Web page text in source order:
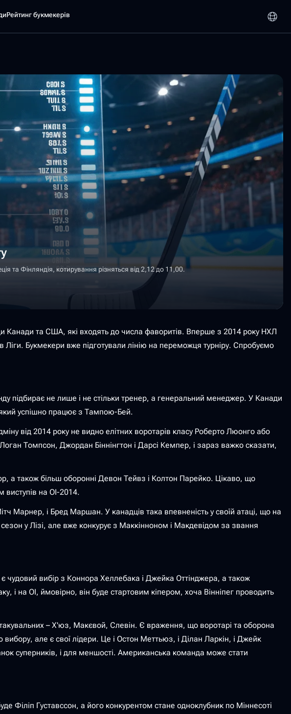
Pейтинг букмекерів
та Фінляндія, котирування різняться від 2,12 до 11,00.
Канади та США, які входять до числа фаворитів. Вперше з 2014 року НХЛ
Ліги. Букмекери вже підготували лінію на переможця турніру. Спробуємо
підбирає не лише і не стільки тренер, а генеральний менеджер. У Канади
успішно працює з Тампою-Бей.
від 2014 року не видно елітних воротарів класу Роберто Люонго або
Томпсон, Джордан Біннінгтон і Дарсі Кемпер, і зараз важко сказати,
а також більш оборонні Девон Тейвз і Колтон Парейко. Цікаво, що
виступів на ОІ-2014.
Марнер, і Бред Маршан. У канадців така впевненість у своїй атаці, що на
у Лізі, але вже конкурує з Маккінноном і Макдевідом за звання
чудовий вибір з Коннора Хеллебака і Джейка Оттінджера, а також
і на ОІ, ймовірно, він буде стартовим кіпером, хоча Вінніпег проводить
– Х'юз, Макєвой, Слевін. Є враження, що воротарі та оборона
але є свої лідери. Це і Остон Меттьюз, і Ділан Ларкін, і Джейк
суперників, і для меншості. Американська команда може стати
Густавссон, а його конкурентом стане одноклубник по Міннесоті